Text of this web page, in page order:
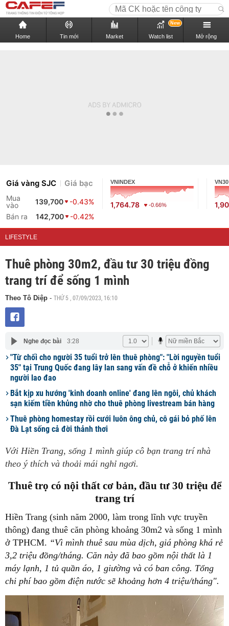
Home Tin mới Market Watch list
New
Mở rộng
Giá vàng SJC Giá bạc
Mua
vào
139,700
-0.43%
Bán ra
142,700 -0.42%
VNINDEX
1,764.78 -0.66%
VN30
LIFESTYLE
Thuê phòng 30m2, đầu tư 30 triệu đồng
trang trí để sống 1 mình
Theo Tô Diệp - THỨ 5 , 07/09/2023, 16:10
Nghe đọc bài 3:28
"Từ chối cho người 35 tuổi trở lên thuê phòng": "Lời nguyền tuổi
35" tại Trung Quốc đang lây lan sang vấn đề chỗ ở khiến nhiều
người lao đao
Bắt kịp xu hướng 'kinh doanh online' đang lên ngôi, chủ khách
sạn kiếm tiền khủng nhờ cho thuê phòng livestream bán hàng
Thuê phòng homestay rồi cưới luôn ông chủ, cô gái bỏ phố lên
Đà Lạt sống cả đời thảnh thơi
Với Hiền Trang, sống 1 mình giúp cô bạn trang trí nhà
theo ý thích và thoải mái nghỉ ngơi.
Thuê trọ có nội thất cơ bản, đầu tư 30 triệu để
trang trí
Hiền Trang (sinh năm 2000, làm trong lĩnh vực truyền
thông) đang thuê căn phòng khoảng 30m2 và sống 1 mình
ở TPHCM. “Vì mình thuê sau mùa dịch, giá phòng khá rẻ
3,2 triệu đồng/tháng. Căn này đã bao gồm nội thất là 1
máy lạnh, 1 tủ quần áo, 1 giường và có ban công. Tổng
chi phí bao gồm điện nước sẽ khoảng hơn 4 triệu/tháng".